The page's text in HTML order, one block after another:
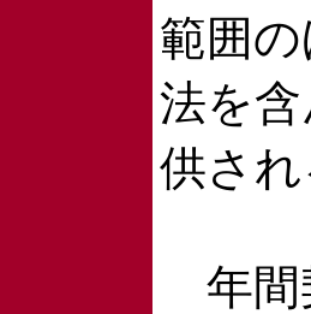
範囲
法を
供され
年間